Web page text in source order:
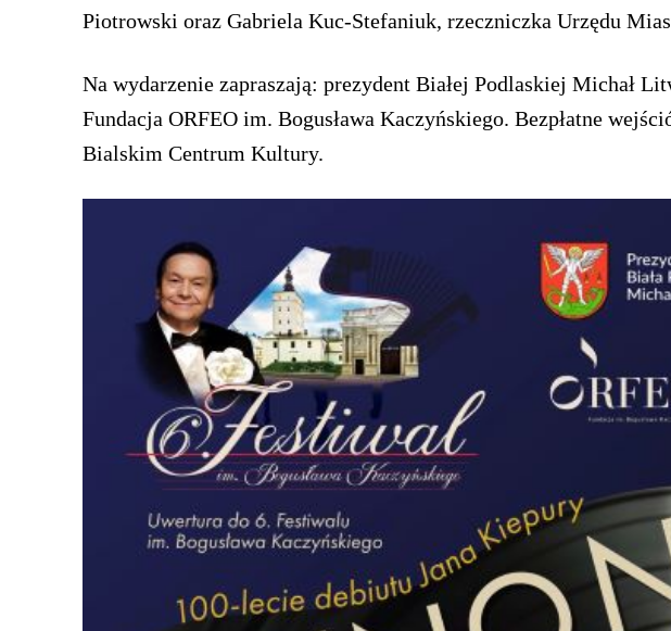
Piotrowski oraz Gabriela Kuc-Stefaniuk, rzeczniczka Urzędu
Na wydarzenie zapraszają: prezydent Białej Podlaskiej Michał
Fundacja ORFEO im. Bogusława Kaczyńskiego. Bezpłatne
Bialskim Centrum Kultury.